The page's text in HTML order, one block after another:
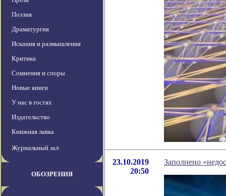
Поэзия
Драматургия
Искания и размышления
Критика
Сомнения и споры
Новые книги
У нас в гостях
Издательство
Книжная лавка
Журнальный зал
ОБОЗРЕНИЯ
23.10.2019
20:50
Заполнено